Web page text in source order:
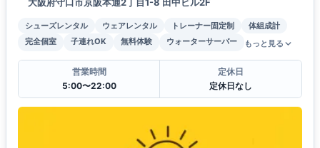
大阪府守口市京阪本通2丁目1-8 田中ビル2F
シューズレンタル ウェアレンタル トレーナー固定制
体組成計
完全個室
子連れOK 無料体験 ウォーターサーバー もっと見る
営業時間
5:00〜22:00
定休日
定休日なし